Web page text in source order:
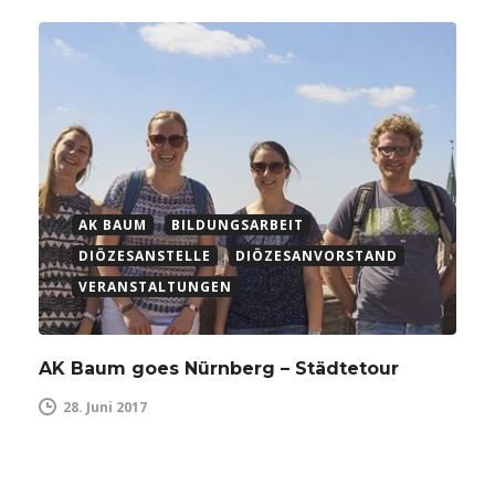
AK BAUM
BILDUNGSARBEIT
DIÖZESANSTELLE
DIÖZESANVORSTAND
VERANSTALTUNGEN
AK Baum goes Nürnberg – Städtetour
28. Juni 2017